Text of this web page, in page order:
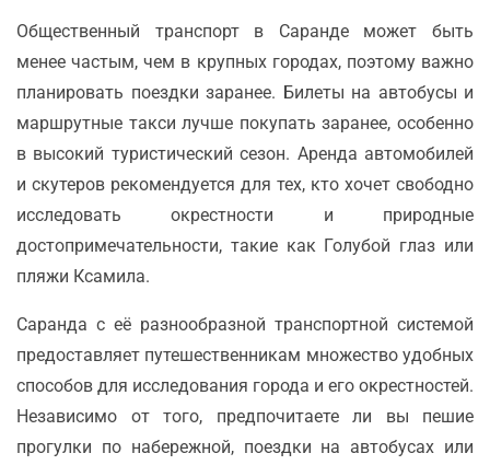
Общественный транспорт в Саранде может быть
менее частым, чем в крупных городах, поэтому важно
планировать поездки заранее. Билеты на автобусы и
маршрутные такси лучше покупать заранее, особенно
в высокий туристический сезон. Аренда автомобилей
и скутеров рекомендуется для тех, кто хочет свободно
исследовать окрестности и природные
достопримечательности, такие как Голубой глаз или
пляжи Ксамила.
Саранда с её разнообразной транспортной системой
предоставляет путешественникам множество удобных
способов для исследования города и его окрестностей.
Независимо от того, предпочитаете ли вы пешие
прогулки по набережной, поездки на автобусах или